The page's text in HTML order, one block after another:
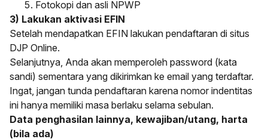
Fotokopi dan asli NPWP
3) Lakukan aktivasi EFIN
Setelah mendapatkan EFIN lakukan pendaftaran di situs
DJP Online.
Selanjutnya, Anda akan memperoleh password (kata
sandi) sementara yang dikirimkan ke email yang terdaftar.
Ingat, jangan tunda pendaftaran karena nomor indentitas
ini hanya memiliki masa berlaku selama sebulan.
Data penghasilan lainnya, kewajiban/utang, harta
(bila ada)